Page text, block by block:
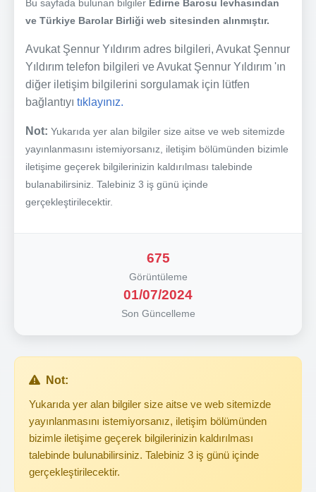
Bu sayfada bulunan bilgiler Edirne Barosu levhasından
ve Türkiye Barolar Birliği web sitesinden alınmıştır.
Avukat Şennur Yıldırım adres bilgileri, Avukat Şennur
Yıldırım telefon bilgileri ve Avukat Şennur Yıldırım 'ın
diğer iletişim bilgilerini sorgulamak için lütfen
bağlantıyı tıklayınız.
Not: Yukarıda yer alan bilgiler size aitse ve web sitemizde
yayınlanmasını istemiyorsanız, iletişim bölümünden bizimle
iletişime geçerek bilgilerinizin kaldırılması talebinde
bulanabilirsiniz. Talebiniz 3 iş günü içinde
gerçekleştirilecektir.
675
Görüntüleme
01/07/2024
Son Güncelleme
Not:
Yukarıda yer alan bilgiler size aitse ve web sitemizde
yayınlanmasını istemiyorsanız, iletişim bölümünden
bizimle iletişime geçerek bilgilerinizin kaldırılması
talebinde bulunabilirsiniz. Talebiniz 3 iş günü içinde
gerçekleştirilecektir.